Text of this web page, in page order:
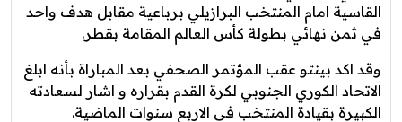
القاسية امام المنتخب البرازيلي برباعية مقابل هدف واحد
في ثمن نهائي بطولة كأس العالم المقامة بقطر.
وقد اكد بينتو عقب المؤتمر الصحفي بعد المباراة بأنه ابلغ
الاتحاد الكوري الجنوبي لكرة القدم بقراره و اشار لسعادته
الكبيرة بقيادة المنتخب في الاربع سنوات الماضية.